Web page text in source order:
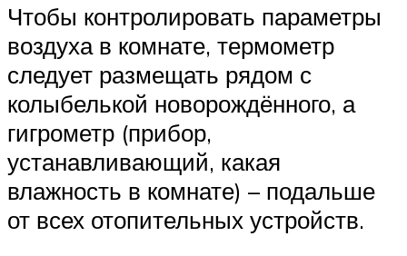
Чтобы контролировать параметры
воздуха в комнате, термометр
следует размещать рядом с
колыбелькой новорождённого, а
гигрометр (прибор,
устанавливающий, какая
влажность в комнате) – подальше
от всех отопительных устройств.